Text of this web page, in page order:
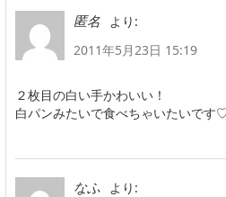
匿名
より:
2011年5月23日 15:19
２枚目の白い手かわいい！
白パンみたいで食べちゃいたいです
なふ
より: